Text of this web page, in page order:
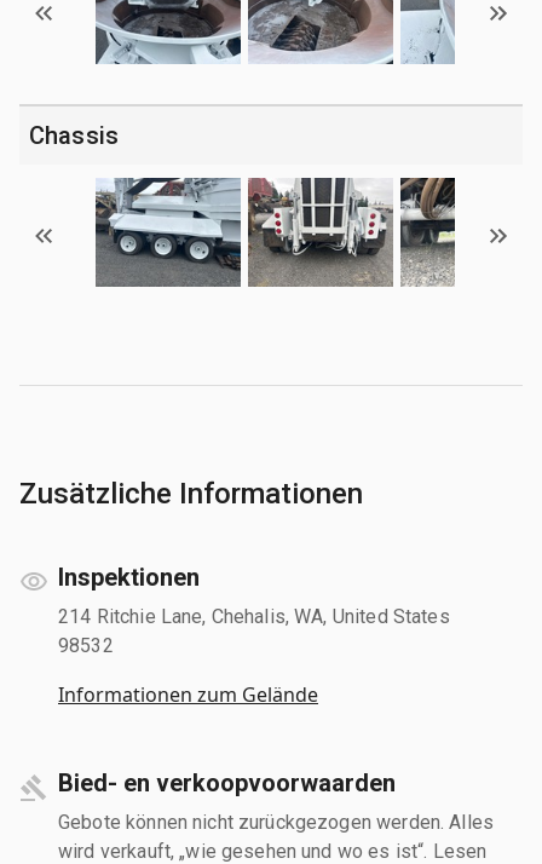
Chassis
Zusätzliche Informationen
Inspektionen
214 Ritchie Lane, Chehalis, WA, United States
98532
Informationen zum Gelände
Bied- en verkoopvoorwaarden
Gebote können nicht zurückgezogen werden. Alles
wird verkauft, „wie gesehen und wo es ist“. Lesen